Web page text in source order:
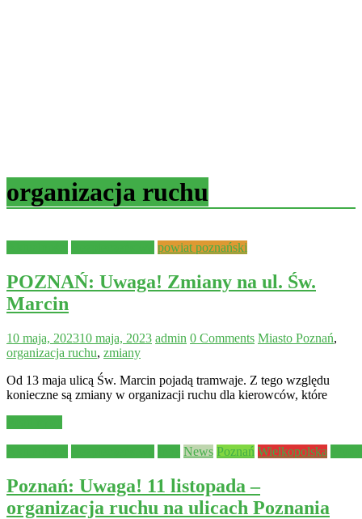
organizacja ruchu
powiat poznański
POZNAŃ: Uwaga! Zmiany na ul. Św.
Marcin
10 maja, 202310 maja, 2023 admin 0 Comments Miasto Poznań,
organizacja ruchu, zmiany
Od 13 maja ulicą Św. Marcin pojadą tramwaje. Z tego względu
konieczne są zmiany w organizacji ruchu dla kierowców, które
News Poznań Wielkopolska
Poznań: Uwaga! 11 listopada –
organizacja ruchu na ulicach Poznania